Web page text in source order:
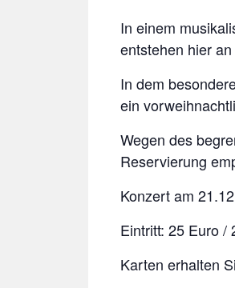
In einem
entstehen hier
In dem
ein
Wegen des
Reservierung
Konzert am
Eintritt: 25 Euro /
Karten erhalten